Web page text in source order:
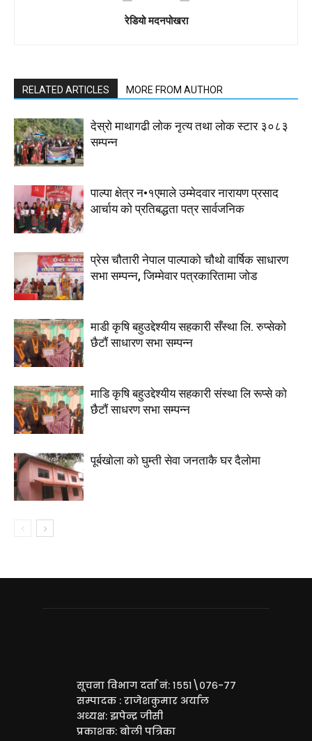
रेडियो मदनपोखरा
RELATED ARTICLES MORE FROM AUTHOR
देस्राे माथागढी लाेक नृत्य तथा लाेक स्टार ३०८३
सम्पन्न
पाल्पा क्षेत्र न•१एमाले उम्मेदवार नारायण प्रसाद
आर्चाय काे प्रतिबद्धता पत्र सार्वजनिक
प्रेस चौतारी नेपाल पाल्पाको चौथो वार्षिक साधारण
सभा सम्पन्न, जिम्मेवार पत्रकारितामा जोड
माडी कृषि बहुउद्देश्यीय सहकारी सँस्था लि. रुप्सेको
छैटाैं साधारण सभा सम्पन्न
माडि कृषि बहुउद्देश्यीय सहकारी संस्था लि रूप्से काे
छैटाैं साधरण सभा सम्पन्न
पूर्बखाेला काे घुम्ती सेवा जनताकै घर दैलाेमा
सूचना विभाग दर्ता नं: १५५१\०७६-७७
सम्पादक : राजेशकुमार अर्याल
अध्यक्ष: झपेन्द्र जीसी
प्रकाशक: बोली पत्रिका